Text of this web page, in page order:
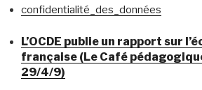
confidentialité_des_données
L’OCDE publie un rapport sur
française (Le Café
29/4/9)